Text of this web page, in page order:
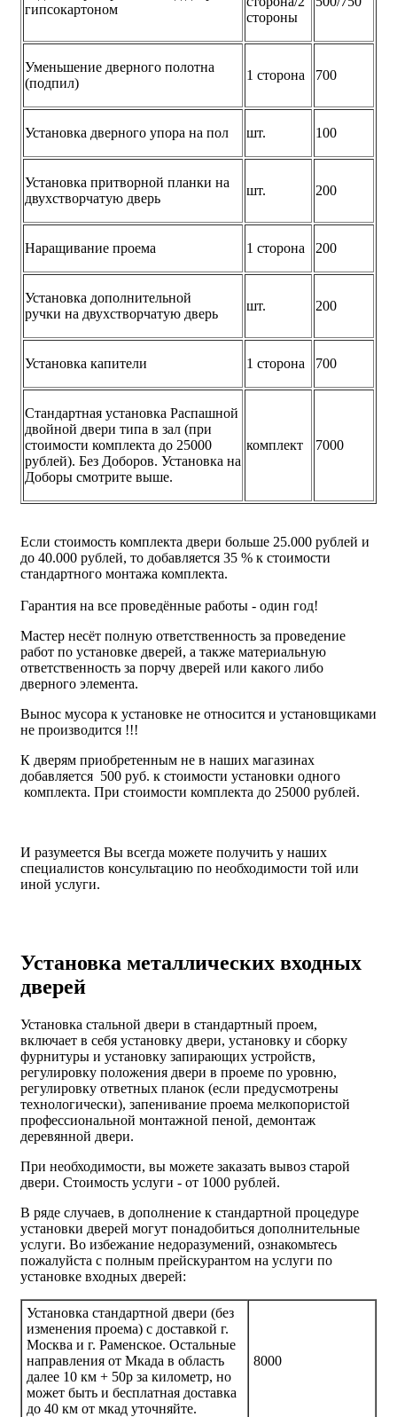
гипсокартоном
стороны
Уменьшение дверного полотна
(подпил)
1 сторона 700
Установка дверного упора на пол шт. 100
Установка притворной планки на
двухстворчатую дверь
шт. 200
Наращивание проема 1 сторона 200
Установка дополнительной
ручки на двухстворчатую дверь
шт. 200
Установка капители 1 сторона 700
Стандартная установка Распашной
двойной двери типа в зал (при
стоимости комплекта до 25000
рублей). Без Доборов. Установка на
Доборы смотрите выше.
комплект 7000
Если стоимость комплекта двери больше 25.000 рублей и
до 40.000 рублей, то добавляется 35 % к стоимости
стандартного монтажа комплекта.
Гарантия на все проведённые работы - один год!
Мастер несёт полную ответственность за проведение
работ по установке дверей, а также материальную
ответственность за порчу дверей или какого либо
дверного элемента.
Вынос мусора к установке не относится и установщиками
не производится !!!
К дверям приобретенным не в наших магазинах
добавляется 500 руб. к стоимости установки одного
комплекта. При стоимости комплекта до 25000 рублей.
И разумеется Вы всегда можете получить у наших
специалистов консультацию по необходимости той или
иной услуги.
Установка металлических входных
дверей
Установка стальной двери в стандартный проем,
включает в себя установку двери, установку и сборку
фурнитуры и установку запирающих устройств,
регулировку положения двери в проеме по уровню,
регулировку ответных планок (если предусмотрены
технологически), запенивание проема мелкопористой
профессиональной монтажной пеной, демонтаж
деревянной двери.
При необходимости, вы можете заказать вывоз старой
двери. Стоимость услуги - от 1000 рублей.
В ряде случаев, в дополнение к стандартной процедуре
установки дверей могут понадобиться дополнительные
услуги. Во избежание недоразумений, ознакомьтесь
пожалуйста с полным прейскурантом на услуги по
установке входных дверей:
Установка стандартной двери (без
изменения проема) с доставкой г.
Москва и г. Раменское. Остальные
направления от Мкада в область
далее 10 км + 50р за километр, но
может быть и бесплатная доставка
до 40 км от мкад уточняйте.
8000